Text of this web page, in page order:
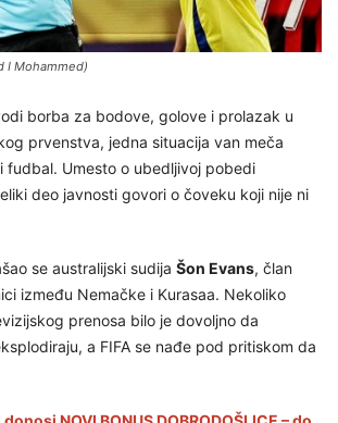
I Mohammed)
borba za bodove, golove i prolazak u
prvenstva, jedna situacija van meča
fudbal. Umesto o ubedljivoj pobedi
deo javnosti govori o čoveku koji nije ni
se australijski sudija Šon Evans, član
između Nemačke i Kurasaa. Nekoliko
prenosa bilo je dovoljno da
a FIFA se nađe pod pritiskom da